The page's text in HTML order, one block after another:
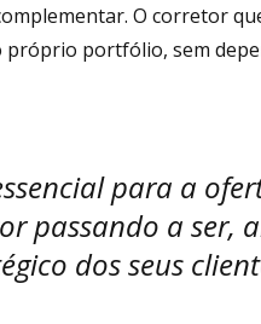
O corretor
portfólio, sem
para a
passando a ser,
dos seus